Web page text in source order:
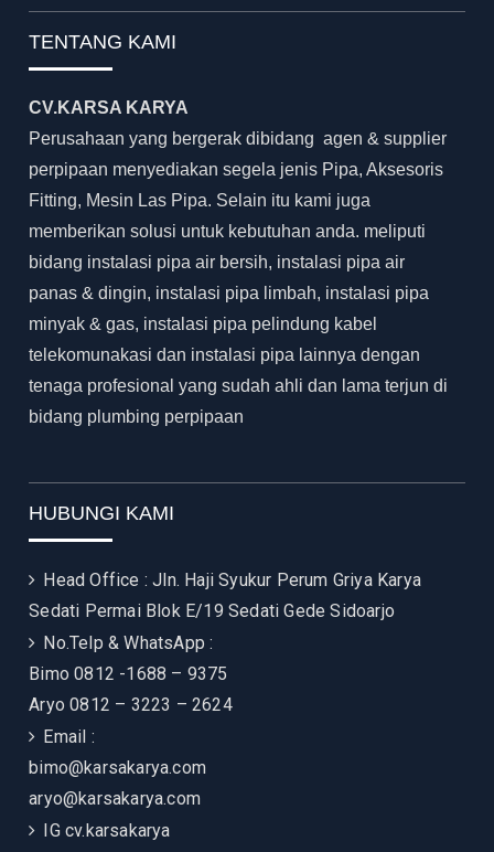
TENTANG KAMI
CV.KARSA KARYA
Perusahaan yang bergerak dibidang agen & supplier
perpipaan menyediakan segela jenis Pipa, Aksesoris
Fitting, Mesin Las Pipa. Selain itu kami juga
memberikan solusi untuk kebutuhan anda. meliputi
bidang instalasi pipa air bersih, instalasi pipa air
panas & dingin, instalasi pipa limbah, instalasi pipa
minyak & gas, instalasi pipa pelindung kabel
telekomunakasi dan instalasi pipa lainnya dengan
tenaga profesional yang sudah ahli dan lama terjun di
bidang plumbing perpipaan
HUBUNGI KAMI
Head Office : Jln. Haji Syukur Perum Griya Karya
Sedati Permai Blok E/19 Sedati Gede Sidoarjo
No.Telp & WhatsApp :
Bimo 0812 -1688 – 9375
Aryo 0812 – 3223 – 2624
Email :
bimo@karsakarya.com
aryo@karsakarya.com
IGcv.karsakarya